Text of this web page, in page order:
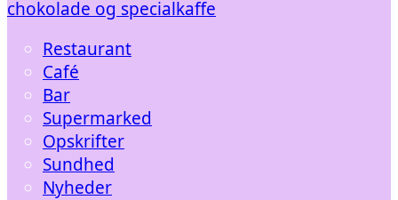
chokolade og specialkaffe
Restaurant
Café
Bar
Supermarked
Opskrifter
Sundhed
Nyheder